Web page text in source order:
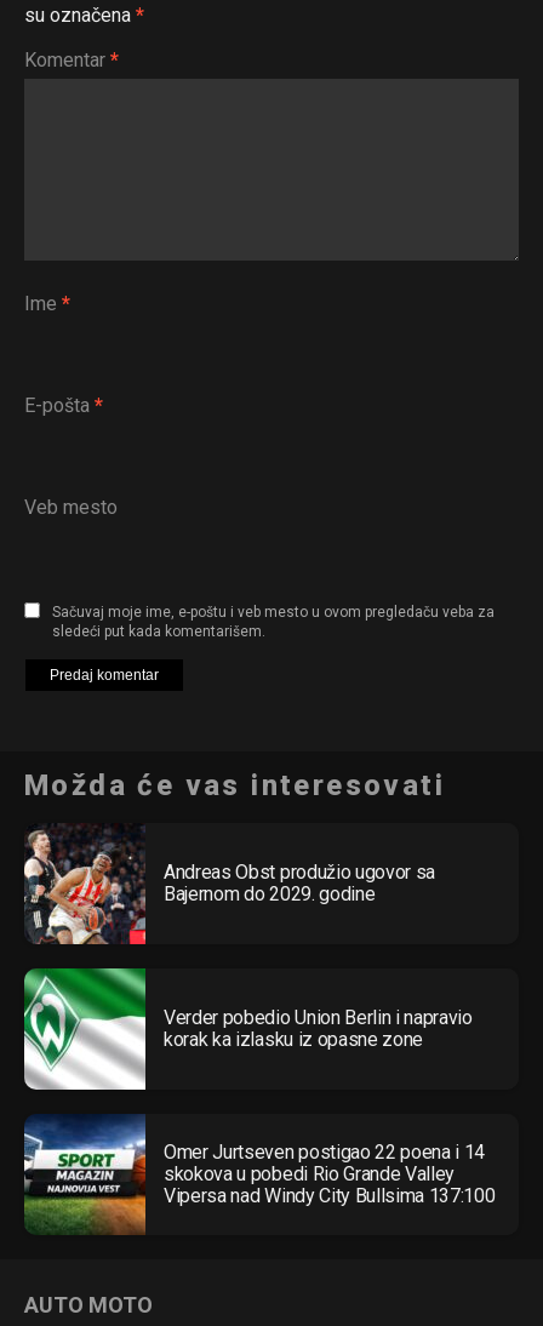
su označena *
Komentar *
Ime *
E-pošta *
Veb mesto
Sačuvaj moje ime, e-poštu i veb mesto u ovom pregledaču veba za
sledeći put kada komentarišem.
Možda će vas interesovati
Andreas Obst produžio ugovor sa
Bajernom do 2029. godine
Verder pobedio Union Berlin i napravio
korak ka izlasku iz opasne zone
Omer Jurtseven postigao 22 poena i 14
skokova u pobedi Rio Grande Valley
Vipersa nad Windy City Bullsima 137:100
AUTO MOTO